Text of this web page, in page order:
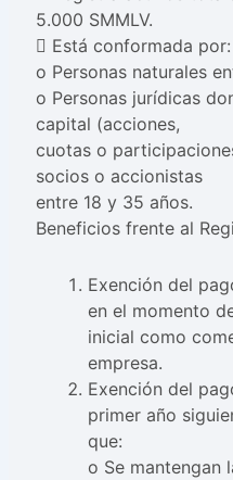
5.000 SMMLV.
 Está conformada por:
o Personas naturales
o Personas jurídicas
capital (acciones,
cuotas o
socios o accionistas
entre 18 y 35 años.
Beneficios frente al
Exención del
en el momento
inicial como
empresa.
Exención del
primer año
que:
o Se mantengan